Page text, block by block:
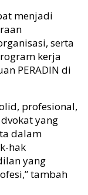
menjadi
serta
kerja
PERADIN di
profesional,
yang
dalam
hak
yang
tambah